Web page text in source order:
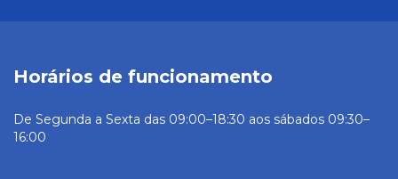
Horários de funcionamento
De Segunda a Sexta das 09:00–18:30 aos sábados 09:30–
16:00